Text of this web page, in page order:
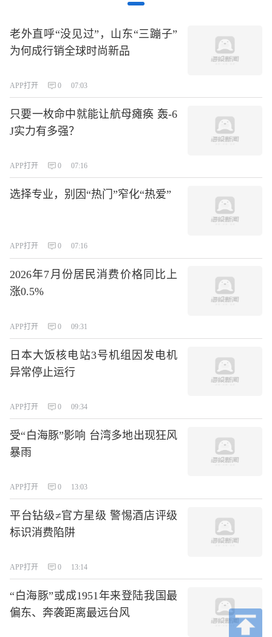
老外直呼“没见过”，山东“三蹦子”
为何成行销全球时尚新品
APP打开 0 07:03
只要一枚命中就能让航母瘫痪 轰-6
J实力有多强？
APP打开 0 07:16
选择专业，别因“热门”窄化“热爱”
APP打开 0 07:16
2026年7月份居民消费价格同比上
涨0.5%
APP打开 0 09:31
日本大饭核电站3号机组因发电机
异常停止运行
APP打开 0 09:34
受“白海豚”影响 台湾多地出现狂风
暴雨
APP打开 0 13:03
平台钻级≠官方星级 警惕酒店评级
标识消费陷阱
APP打开 0 13:14
“白海豚”或成1951年来登陆我国最
偏东、奔袭距离最远台风